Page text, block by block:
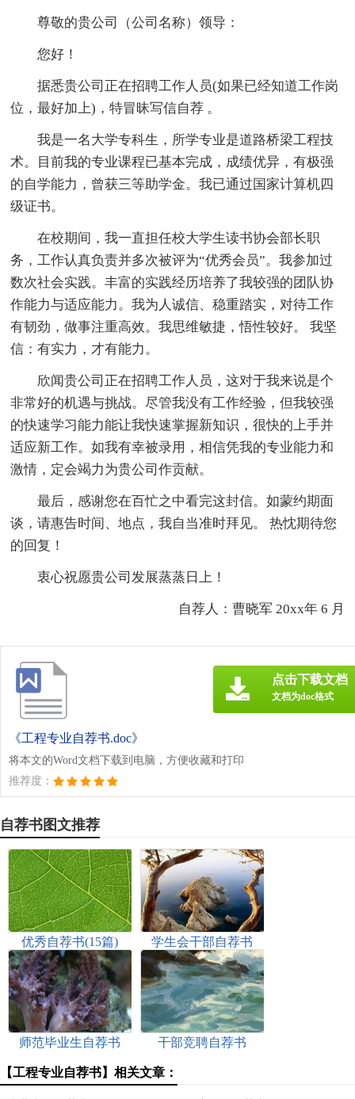
尊敬的贵公司（公司名称）领导：
您好！
据悉贵公司正在招聘工作人员(如果已经知道工作岗
位，最好加上)，特冒昧写信自荐 。
我是一名大学专科生，所学专业是道路桥梁工程技
术。目前我的专业课程已基本完成，成绩优异，有极强
的自学能力，曾获三等助学金。我已通过国家计算机四
级证书。
在校期间，我一直担任校大学生读书协会部长职
务，工作认真负责并多次被评为“优秀会员”。我参加过
数次社会实践。丰富的实践经历培养了我较强的团队协
作能力与适应能力。我为人诚信、稳重踏实，对待工作
有韧劲，做事注重高效。我思维敏捷，悟性较好。 我坚
信：有实力，才有能力。
欣闻贵公司正在招聘工作人员，这对于我来说是个
非常好的机遇与挑战。尽管我没有工作经验，但我较强
的快速学习能力能让我快速掌握新知识，很快的上手并
适应新工作。如我有幸被录用，相信凭我的专业能力和
激情，定会竭力为贵公司作贡献。
最后，感谢您在百忙之中看完这封信。如蒙约期面
谈，请惠告时间、地点，我自当准时拜见。 热忱期待您
的回复！
衷心祝愿贵公司发展蒸蒸日上！
自荐人：曹晓军 20xx年 6 月
《工程专业自荐书.doc》
将本文的Word文档下载到电脑，方便收藏和打印
推荐度：
点击下载文档
文档为doc格式
自荐书图文推荐
优秀自荐书(15篇) 学生会干部自荐书
师范毕业生自荐书 干部竞聘自荐书
【工程专业自荐书】相关文章：